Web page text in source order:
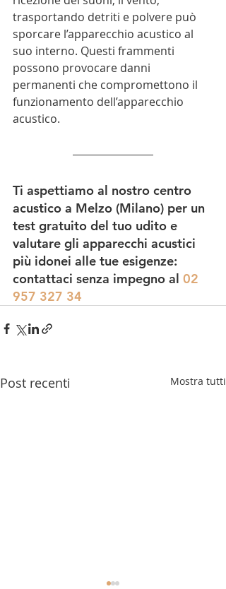
trasportando detriti e polvere può
sporcare l’apparecchio acustico al
suo interno. Questi frammenti
possono provocare danni
permanenti che compromettono il
funzionamento dell’apparecchio
acustico.
Ti aspettiamo al nostro centro
acustico a Melzo (Milano) per un
test gratuito del tuo udito e
valutare gli apparecchi acustici
più idonei alle tue esigenze:
contattaci senza impegno al 02
957 327 34
Post recenti Mostra tutti